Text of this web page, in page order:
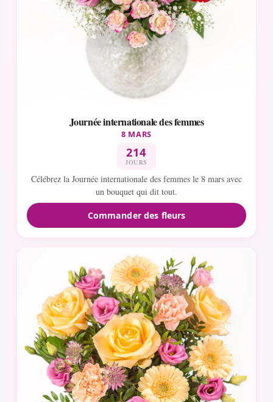
Journée internationale des femmes
8 MARS
214
JOURS
Célébrez la Journée internationale des femmes le 8 mars avec
un bouquet qui dit tout.
Commander des fleurs